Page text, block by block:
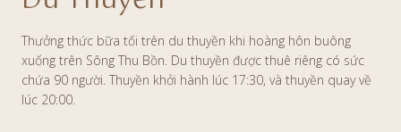
Thưởng thức bữa tối trên du thuyền khi hoàng hôn buông
xuống trên Sông Thu Bồn. Du thuyền được thuê riêng có sức
chứa 90 người. Thuyền khởi hành lúc 17:30, và thuyền quay về
lúc 20:00.